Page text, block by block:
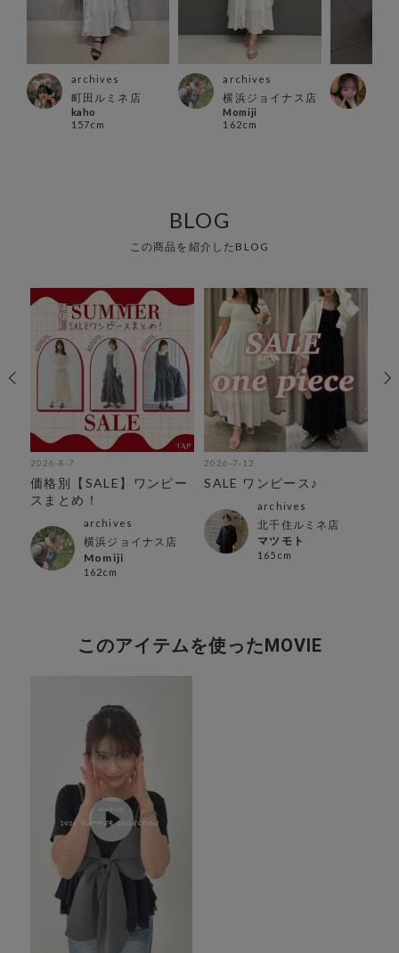
archives
町田ルミネ店
kaho
157cm
archives
横浜ジョイナス店
Momiji
162cm
BLOG
この商品を紹介したBLOG
2026-8-7
価格別【SALE】ワンピー
スまとめ！
archives
横浜ジョイナス店
Momiji
162cm
2026-7-12
SALE ワンピース♪
archives
北千住ルミネ店
マツモト
165cm
このアイテムを使ったMOVIE